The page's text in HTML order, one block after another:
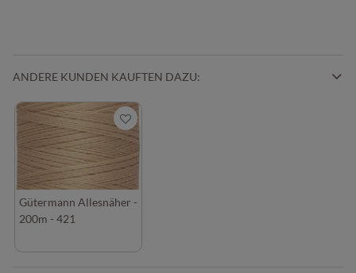
ANDERE KUNDEN KAUFTEN DAZU:
Gütermann Allesnäher -
200m - 421